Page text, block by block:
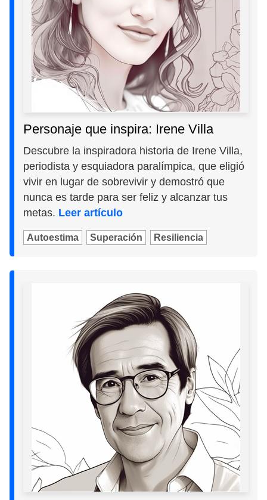
Personaje que inspira: Irene Villa
Descubre la inspiradora historia de Irene Villa,
periodista y esquiadora paralímpica, que eligió
vivir en lugar de sobrevivir y demostró que
nunca es tarde para ser feliz y alcanzar tus
metas. Leer artículo
Autoestima Superación Resiliencia